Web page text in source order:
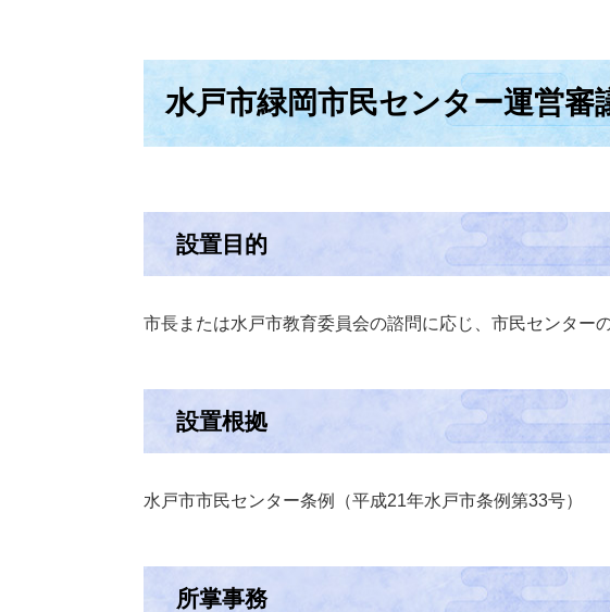
水戸市緑岡市民センター運営審
設置目的
市長または水戸市教育委員会の諮問に応じ、市民センター
設置根拠
水戸市市民センター条例（平成21年水戸市条例第33号）
所掌事務